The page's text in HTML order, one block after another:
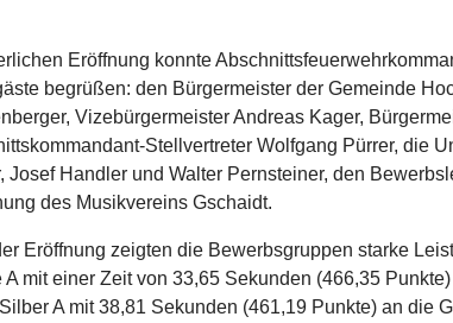
Eröffnung konnte
begrüßen: den Bürgermeister der Gemeinde
Vizebürgermeister Andreas Kager,
Stellvertreter Wolfgang Pürrer, die
Josef Handler und Walter Pernsteiner, den
des Musikvereins Gschaidt.
Eröffnung zeigten die Bewerbsgruppen starke
A mit einer Zeit von 33,65 Sekunden (466,35
A mit 38,81 Sekunden (461,19 Punkte) an die